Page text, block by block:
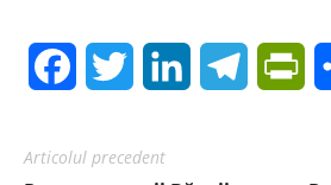
FacebookTwitter LinkedInTelegram
Articolul precedent